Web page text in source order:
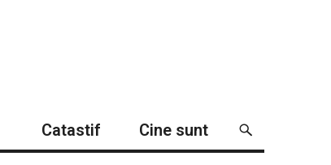
Catastif Cine sunt